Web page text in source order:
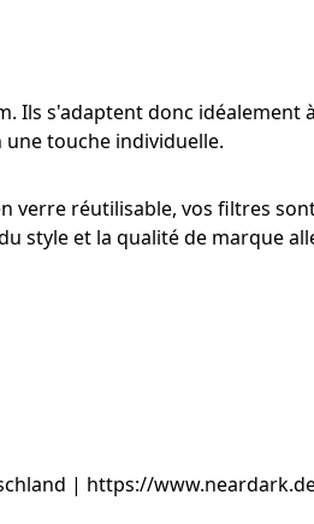
Ils s'adaptent donc
touche individuelle.
verre réutilisable, vos filtres
style et la qualité de marque
| https://